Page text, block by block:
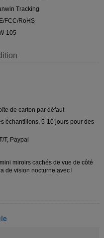
Tracking
FCC/RoHS
105
de carton par défaut
échantillons, 5-10 jours pour des
T, Paypal
miroirs cachés de vue de côté
de vision nocturne avec l